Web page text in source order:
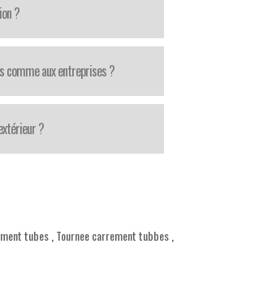
?
comme aux entreprises ?
?
tubes, Tournee carrement tubbes,